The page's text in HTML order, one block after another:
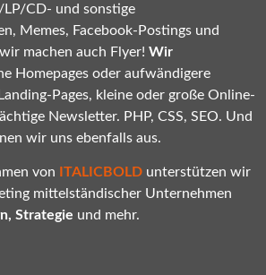
CD- und sonstige
Memes, Facebook-Postings und
machen auch Flyer! Wir
Homepages oder aufwändigere
Pages, kleine oder große Online-
Newsletter. PHP, CSS, SEO. Und
wir uns ebenfalls aus.
von ITALICBOLD unterstützen wir
mittelständischer Unternehmen
Strategie und mehr.